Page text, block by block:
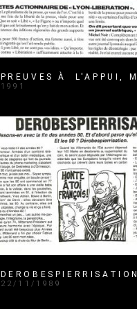
1991
DEROBESPIERRISATION
22/11/1989